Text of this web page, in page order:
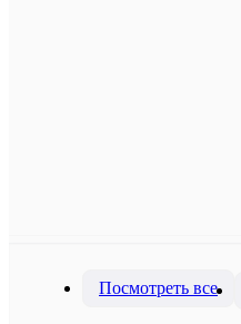
Посмотреть все